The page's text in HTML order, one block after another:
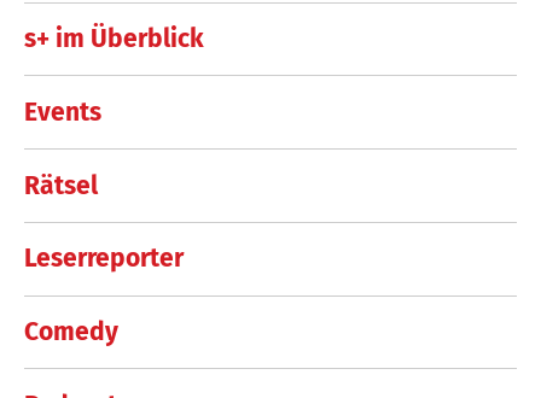
s+ im Überblick
Events
Rätsel
Leserreporter
Comedy